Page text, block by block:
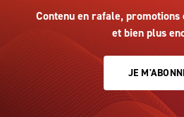
Contenu en rafale, promotions
et bien plus
JE